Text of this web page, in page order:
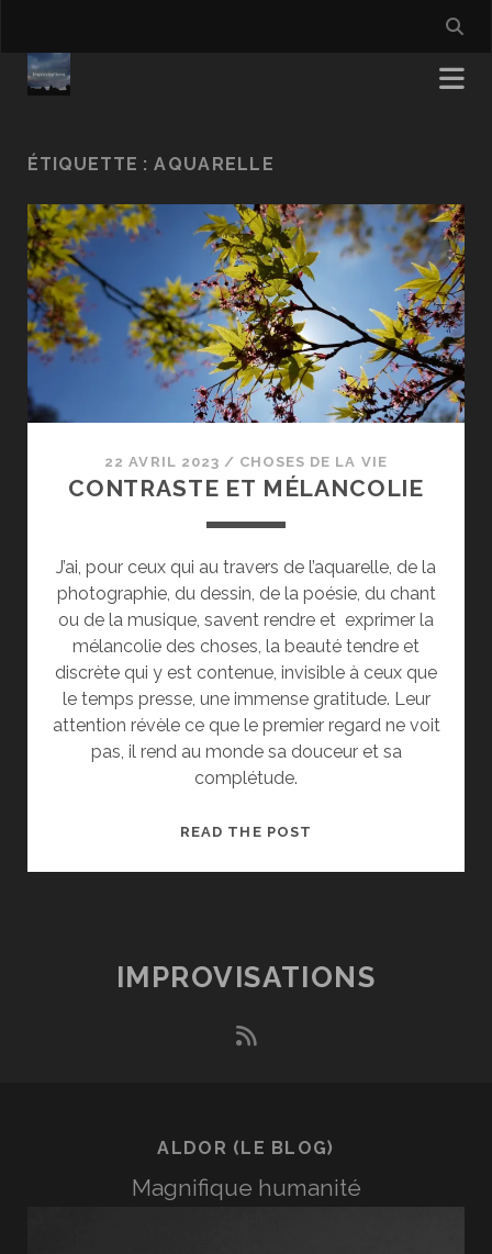
ÉTIQUETTE :AQUARELLE
22 AVRIL 2023 / CHOSES DE LA VIE
CONTRASTE ET MÉLANCOLIE
J’ai, pour ceux qui au travers de l’aquarelle, de la
photographie, du dessin, de la poésie, du chant
ou de la musique, savent rendre et exprimer la
mélancolie des choses, la beauté tendre et
discrète qui y est contenue, invisible à ceux que
le temps presse, une immense gratitude. Leur
attention révèle ce que le premier regard ne voit
pas, il rend au monde sa douceur et sa
complétude.
READ THE POST
IMPROVISATIONS
rss
ALDOR (LE BLOG)
Magnifique humanité